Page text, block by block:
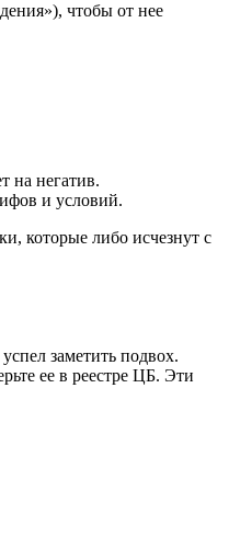
чтобы от нее
на негатив.
и условий.
которые либо исчезнут с
заметить подвох.
ее в реестре ЦБ. Эти